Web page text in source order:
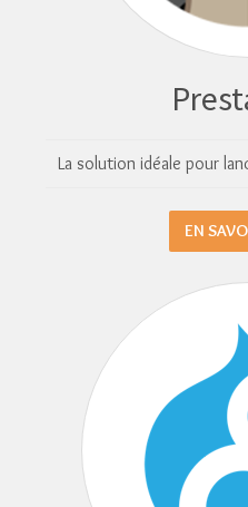
La solution idéale pour
EN